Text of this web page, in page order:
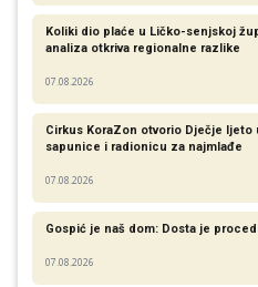
Koliki dio plaće u Ličko-senjskoj
analiza otkriva regionalne razlike​
07.08.2026
Cirkus KoraZon otvorio Dječje
sapunice i radionicu za najmlađe
07.08.2026
Gospić je naš dom: Dosta je
07.08.2026